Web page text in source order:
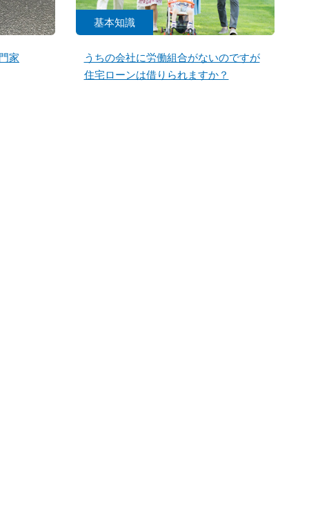
家
基本知識
うちの会社に労働組合がないのですが
住宅ローンは借りられますか？